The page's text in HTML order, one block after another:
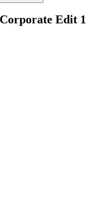
Edit 1